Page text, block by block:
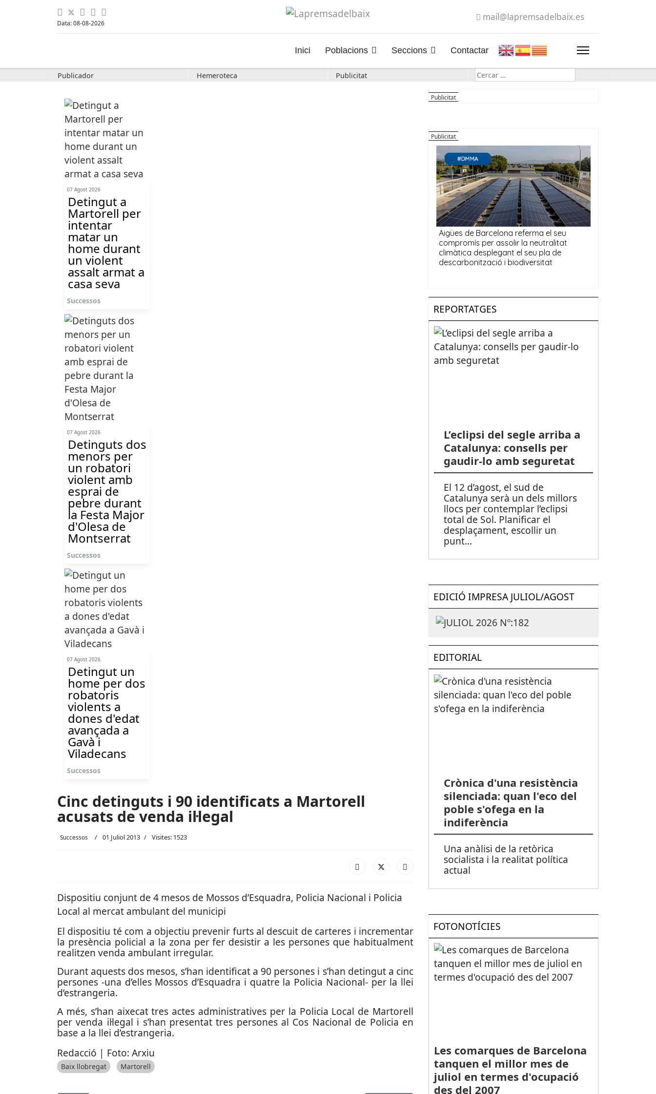
Data: 08-08-2026
mail@lapremsadelbaix.es
Inici Poblacions Seccions Contactar
Publicador Hemeroteca Publicitat Cerca
07 Agost 2026
Detingut a
Martorell per
intentar
matar un
home durant
un violent
assalt armat a
casa seva
Successos
07 Agost 2026
Detinguts dos
menors per
un robatori
violent amb
esprai de
pebre durant
la Festa Major
d'Olesa de
Montserrat
Successos
07 Agost 2026
Detingut un
home per dos
robatoris
violents a
dones d'edat
avançada a
Gavà i
Viladecans
Successos
Cinc detinguts i 90 identificats a Martorell
acusats de venda il·legal
Successos 01 Juliol 2013 Visites: 1523
Dispositiu conjunt de 4 mesos de Mossos d’Esquadra, Policia Nacional i Policia
Local al mercat ambulant del municipi
El dispositiu té com a objectiu prevenir furts al descuit de carteres i incrementar
la presència policial a la zona per fer desistir a les persones que habitualment
realitzen venda ambulant irregular.
Durant aquests dos mesos, s’han identificat a 90 persones i s’han detingut a cinc
persones -una d’elles Mossos d’Esquadra i quatre la Policia Nacional- per la llei
d’estrangeria.
A més, s’han aixecat tres actes administratives per la Policia Local de Martorell
per venda il·legal i s’han presentat tres persones al Cos Nacional de Policia en
base a la llei d’estrangeria.
Redacció | Foto: Arxiu
Baix llobregat Martorell
REPORTATGES
L’eclipsi del segle arriba a
Catalunya: consells per
gaudir-lo amb seguretat
El 12 d’agost, el sud de
Catalunya serà un dels millors
llocs per contemplar l’eclipsi
total de Sol. Planificar el
desplaçament, escollir un
punt...
EDICIÓ IMPRESA JULIOL/AGOST
EDITORIAL
Crònica d'una resistència
silenciada: quan l'eco del
poble s'ofega en la
indiferència
Una anàlisi de la retòrica
socialista i la realitat política
actual
FOTONOTÍCIES
Les comarques de Barcelona
tanquen el millor mes de
juliol en termes d'ocupació
des del 2007